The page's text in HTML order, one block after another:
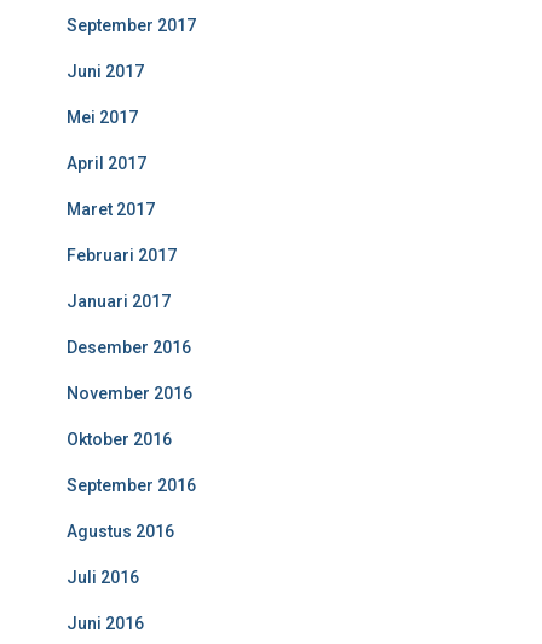
September 2017
Juni 2017
Mei 2017
April 2017
Maret 2017
Februari 2017
Januari 2017
Desember 2016
November 2016
Oktober 2016
September 2016
Agustus 2016
Juli 2016
Juni 2016